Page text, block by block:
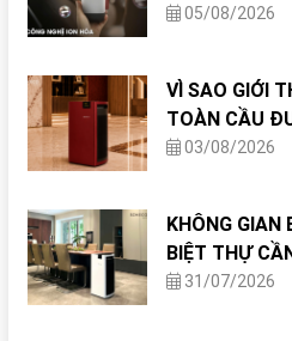
TRONG CABIN
05/08/2026
VÌ SAO GIỚI
TOÀN CẦU
LƯỢNG
03/08/2026
KHÔNG GIAN
BIỆT THỰ
CHẤT LƯỢNG
31/07/2026